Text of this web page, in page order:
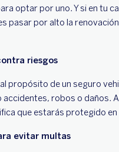
optar por uno. Y si en tu
pasar por alto la
riesgos
propósito de un seguro
robos o daños.
que estarás protegido
evitar multas